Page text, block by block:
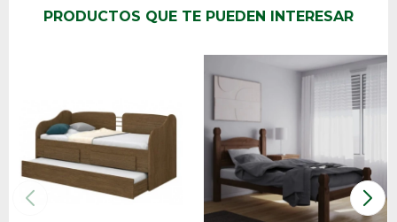
PRODUCTOS QUE TE PUEDEN INTERESAR